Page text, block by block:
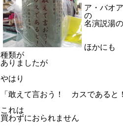
ア・バオ
の
名演説湯
ほかにも
種類が
ありましたが
やはり
「敢えて言おう！ カスであると
これは
買わずにおられません